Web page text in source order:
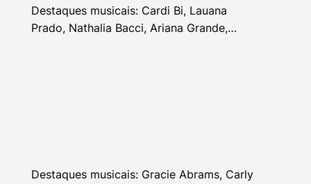
Destaques musicais: Cardi Bi, Lauana
Prado, Nathalia Bacci, Ariana Grande,
Destaques musicais: Gracie Abrams, Carly